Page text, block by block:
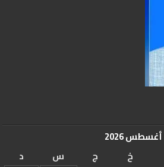
أغسطس 2026
خ ج س
د